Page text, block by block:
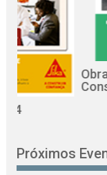
Obras,
Construção nº
Próximos